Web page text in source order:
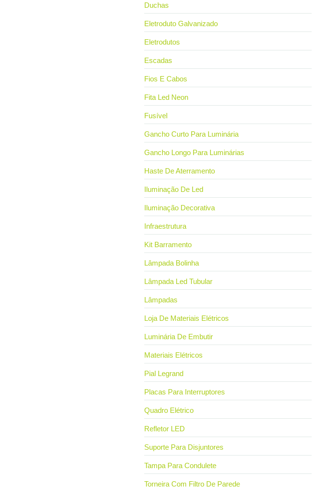
Duchas
Eletroduto Galvanizado
Eletrodutos
Escadas
Fios E Cabos
Fita Led Neon
Fusível
Gancho Curto Para Luminária
Gancho Longo Para Luminárias
Haste De Aterramento
Iluminação De Led
Iluminação Decorativa
Infraestrutura
Kit Barramento
Lâmpada Bolinha
Lâmpada Led Tubular
Lâmpadas
Loja De Materiais Elétricos
Luminária De Embutir
Materiais Elétricos
Pial Legrand
Placas Para Interruptores
Quadro Elétrico
Refletor LED
Suporte Para Disjuntores
Tampa Para Condulete
Torneira Com Filtro De Parede